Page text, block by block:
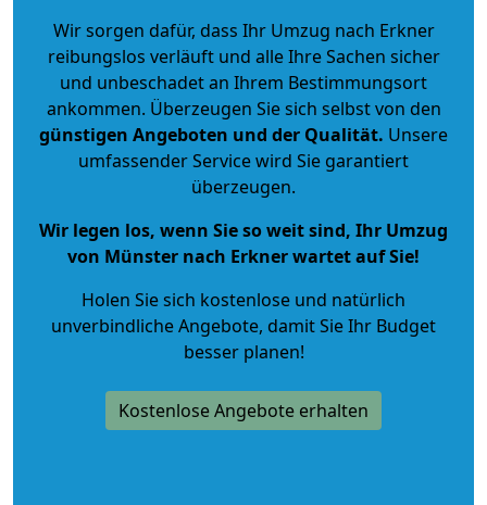
Wir sorgen dafür, dass Ihr Umzug nach Erkner
reibungslos verläuft und alle Ihre Sachen sicher
und unbeschadet an Ihrem Bestimmungsort
ankommen. Überzeugen Sie sich selbst von den
günstigen Angeboten und der Qualität. Unsere
umfassender Service wird Sie garantiert
überzeugen.
Wir legen los, wenn Sie so weit sind, Ihr Umzug
von Münster nach Erkner wartet auf Sie!
Holen Sie sich kostenlose und natürlich
unverbindliche Angebote, damit Sie Ihr Budget
besser planen!
Kostenlose Angebote erhalten